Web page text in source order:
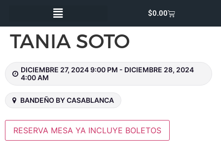
$0.00
TANIA SOTO
DICIEMBRE 27, 2024 9:00 PM - DICIEMBRE 28, 2024
4:00 AM
BANDEÑO BY CASABLANCA
RESERVA MESA YA INCLUYE BOLETOS